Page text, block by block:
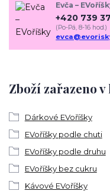
Zboží zařazeno
Dárkové EVoříšky
EVoříšky podle chuti
EVoříšky podle druhu
EVoříšky bez cukru
Kávové EVoříšky
Evča –
+420 739
(Po-Pá, 8-16 hod.)